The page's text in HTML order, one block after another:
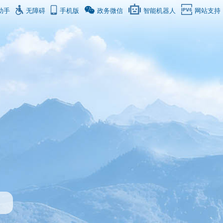
手 无障碍 手机版 政务微信 智能机器人 网站支持